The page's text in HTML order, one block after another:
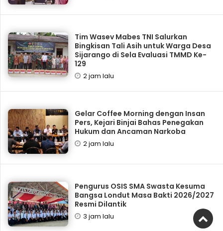
Tim Wasev Mabes TNI Salurkan
Bingkisan Tali Asih untuk Warga Desa
Sijarango di Sela Evaluasi TMMD Ke-
129
2 jam lalu
Gelar Coffee Morning dengan Insan
Pers, Kejari Binjai Bahas Penegakan
Hukum dan Ancaman Narkoba
2 jam lalu
Pengurus OSIS SMA Swasta Kesuma
Bangsa Londut Masa Bakti 2026/2027
Resmi Dilantik
3 jam lalu